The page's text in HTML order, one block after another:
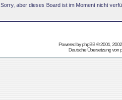
Sorry, aber dieses Board ist im Moment nicht
Powered byphpBB© 2001,
Deutsche Übersetzung von